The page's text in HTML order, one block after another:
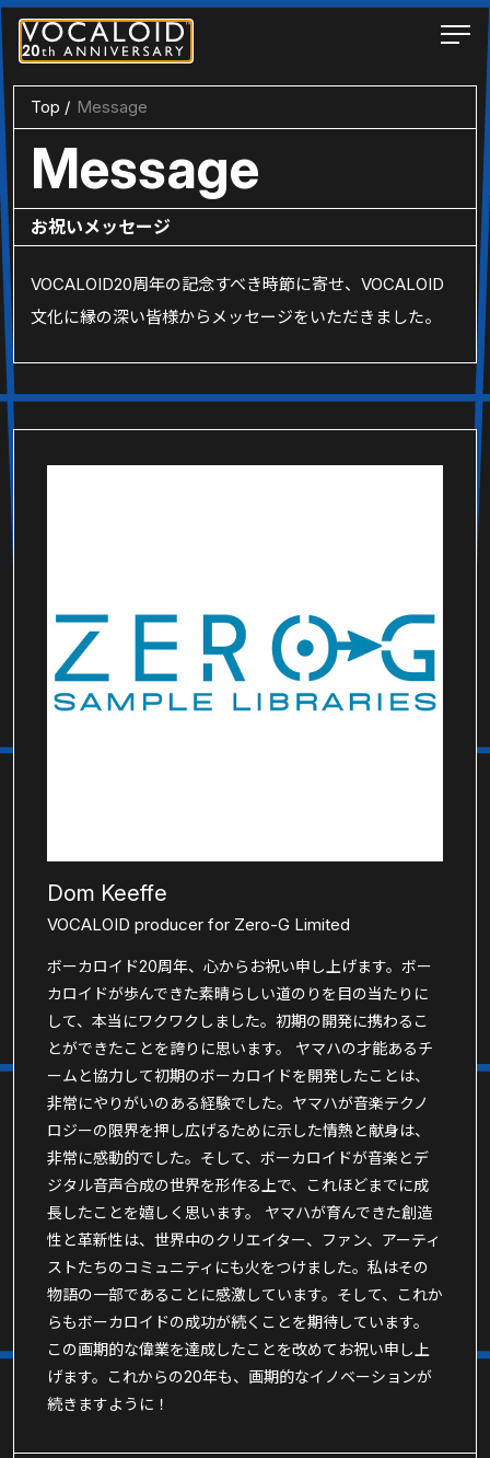
Top Message
Message
お祝いメッセージ
VOCALOID20周年の記念すべき時節に寄せ、VOCALOID
文化に縁の深い皆様からメッセージをいただきました。
Dom Keeffe
VOCALOID producer for Zero-G Limited
ボーカロイド20周年、心からお祝い申し上げます。ボー
カロイドが歩んできた素晴らしい道のりを目の当たりに
して、本当にワクワクしました。初期の開発に携わるこ
とができたことを誇りに思います。 ヤマハの才能あるチ
ームと協力して初期のボーカロイドを開発したことは、
非常にやりがいのある経験でした。ヤマハが音楽テクノ
ロジーの限界を押し広げるために示した情熱と献身は、
非常に感動的でした。そして、ボーカロイドが音楽とデ
ジタル音声合成の世界を形作る上で、これほどまでに成
長したことを嬉しく思います。 ヤマハが育んできた創造
性と革新性は、世界中のクリエイター、ファン、アーティ
ストたちのコミュニティにも火をつけました。私はその
物語の一部であることに感激しています。そして、これか
らもボーカロイドの成功が続くことを期待しています。
この画期的な偉業を達成したことを改めてお祝い申し上
げます。これからの20年も、画期的なイノベーションが
続きますように！